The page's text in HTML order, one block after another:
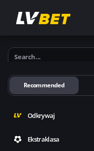
Search...
Recommended
Odkrywaj
Ekstraklasa